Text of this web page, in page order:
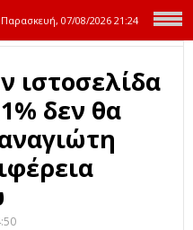
Παρασκευή, 07/08/2026 21:24
ιστοσελίδα
δεν θα